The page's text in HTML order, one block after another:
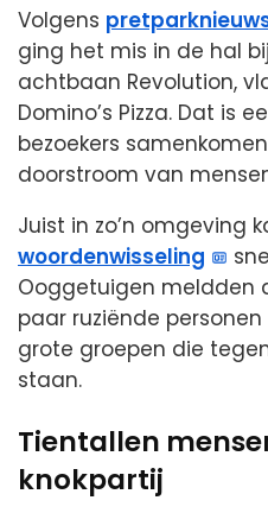
Volgens
ging het mis in de hal
achtbaan Revolution,
Domino’s Pizza. Dat is
bezoekers
doorstroom van
Juist in zo’n omgeving
woordenwisseling
Ooggetuigen meldden
paar ruziënde
grote groepen die
staan.
Tientallen
knokpartij